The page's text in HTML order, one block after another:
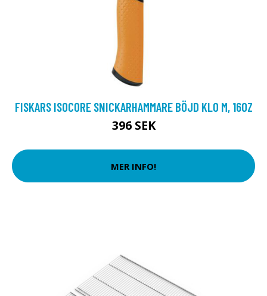
FISKARS ISOCORE SNICKARHAMMARE BÖJD KLO M, 16OZ
396 SEK
MER INFO!